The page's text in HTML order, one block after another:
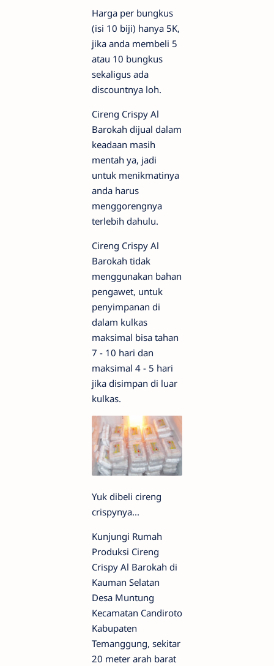
Harga per bungkus
(isi 10 biji) hanya 5K,
jika anda membeli 5
atau 10 bungkus
sekaligus ada
discountnya loh.
Cireng Crispy Al
Barokah dijual dalam
keadaan masih
mentah ya, jadi
untuk menikmatinya
anda harus
menggorengnya
terlebih dahulu.
Cireng Crispy Al
Barokah tidak
menggunakan bahan
pengawet, untuk
penyimpanan di
dalam kulkas
maksimal bisa tahan
7 - 10 hari dan
maksimal 4 - 5 hari
jika disimpan di luar
kulkas.
Yuk dibeli cireng
crispynya...
Kunjungi Rumah
Produksi Cireng
Crispy Al Barokah di
Kauman Selatan
Desa Muntung
Kecamatan Candiroto
Kabupaten
Temanggung, sekitar
20 meter arah barat